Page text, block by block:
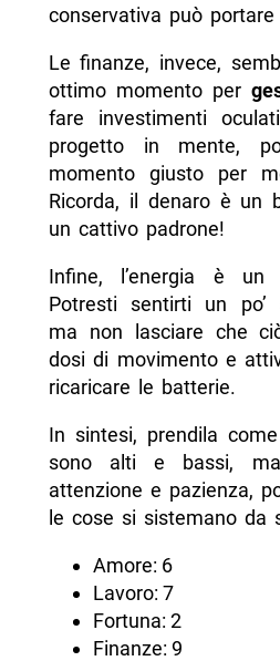
conservativa può
Le finanze, invece,
ottimo momento per
fare investimenti
progetto in mente,
momento giusto per
Ricorda, il denaro è un
un cattivo padrone!
Infine, l’energia è un
Potresti sentirti un po’
ma non lasciare che
dosi di movimento e
ricaricare le batterie.
In sintesi, prendila
sono alti e bassi,
attenzione e pazienza,
le cose si sistemano da
Amore: 6
Lavoro: 7
Fortuna: 2
Finanze: 9